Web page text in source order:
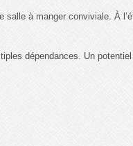
salle à manger conviviale. À
dépendances. Un